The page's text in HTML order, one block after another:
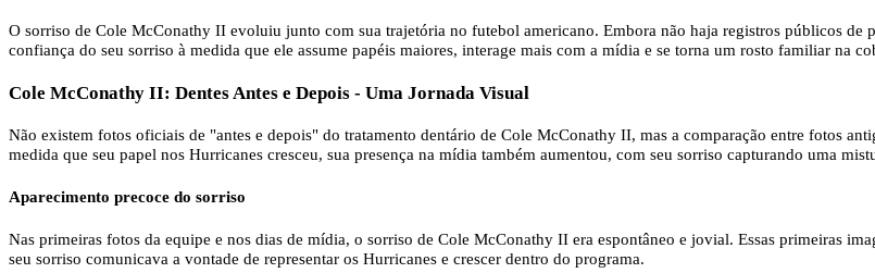
O sorriso de Cole McConathy II evoluiu junto com sua trajetória no futebol americano. Embora não haja registros públicos de
confiança do seu sorriso à medida que ele assume papéis maiores, interage mais com a mídia e se torna um rosto familiar na
Cole McConathy II: Dentes Antes e Depois - Uma Jornada Visual
Não existem fotos oficiais de "antes e depois" do tratamento dentário de Cole McConathy II, mas a comparação entre fotos
medida que seu papel nos Hurricanes cresceu, sua presença na mídia também aumentou, com seu sorriso capturando uma
Aparecimento precoce do sorriso
Nas primeiras fotos da equipe e nos dias de mídia, o sorriso de Cole McConathy II era espontâneo e jovial. Essas primeiras
seu sorriso comunicava a vontade de representar os Hurricanes e crescer dentro do programa.